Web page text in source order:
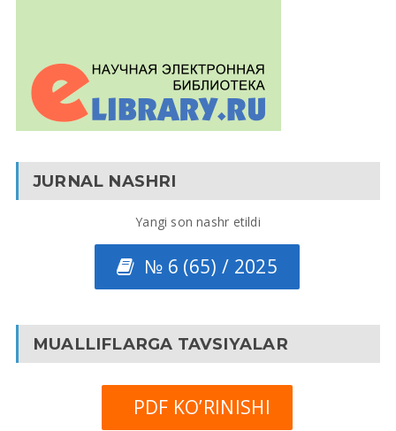
JURNAL NASHRI
Yangi son nashr etildi
№ 6 (65) / 2025
MUALLIFLARGA TAVSIYALAR
PDF KO’RINISHI